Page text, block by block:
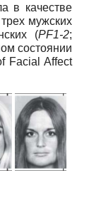
в качестве
мужских
(PF1-2;
состоянии
Facial Affect